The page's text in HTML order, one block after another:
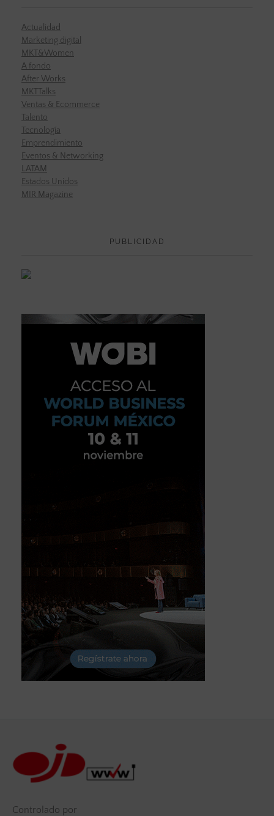
Actualidad
Marketing digital
MKT&Women
A fondo
After Works
MKTTalks
Ventas & Ecommerce
Talento
Tecnología
Emprendimiento
Eventos & Networking
LATAM
Estados Unidos
MIR Magazine
PUBLICIDAD
Controlado por